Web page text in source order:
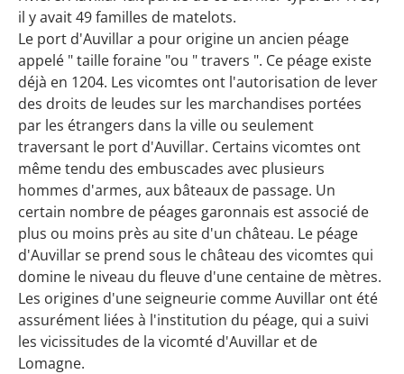
il y avait 49 familles de matelots.
Le port d'Auvillar a pour origine un ancien péage
appelé " taille foraine "ou " travers ". Ce péage existe
déjà en 1204. Les vicomtes ont l'autorisation de lever
des droits de leudes sur les marchandises portées
par les étrangers dans la ville ou seulement
traversant le port d'Auvillar. Certains vicomtes ont
même tendu des embuscades avec plusieurs
hommes d'armes, aux bâteaux de passage. Un
certain nombre de péages garonnais est associé de
plus ou moins près au site d'un château. Le péage
d'Auvillar se prend sous le château des vicomtes qui
domine le niveau du fleuve d'une centaine de mètres.
Les origines d'une seigneurie comme Auvillar ont été
assurément liées à l'institution du péage, qui a suivi
les vicissitudes de la vicomté d'Auvillar et de
Lomagne.